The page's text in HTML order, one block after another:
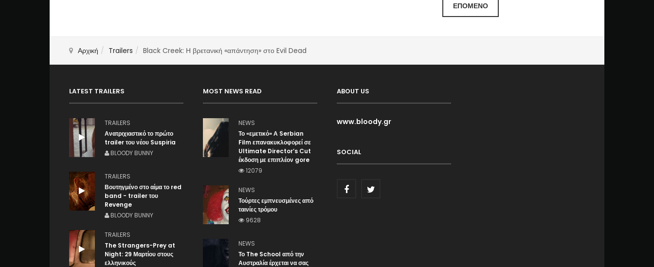
ΕΠΌΜΕΝΟ
Αρχική Trailers Black Creek: Η βρετανική «απάντηση» στο Evil Dead
LATEST TRAILERS
TRAILERS
Ανατριχιαστικό το πρώτο
trailer του νέου Suspiria
BLOODY BUNNY
TRAILERS
Βουτηγμένο στο αίμα το red
band - trailer του
Revenge
BLOODY BUNNY
TRAILERS
The Strangers-Prey at
Night: 29 Μαρτίου στους
ελληνικούς
MOST NEWS READ
NEWS
Το «εμετικό» Α Serbian
Film επανακυκλοφορεί σε
Ultimate Director’s Cut
έκδοση με επιπλέον gore
12079
NEWS
Τούρτες εμπνευσμένες από
ταινίες τρόμου
9628
NEWS
Το The School από την
Αυστραλία έρχεται να σας
ABOUT US
www.bloody.gr
SOCIAL